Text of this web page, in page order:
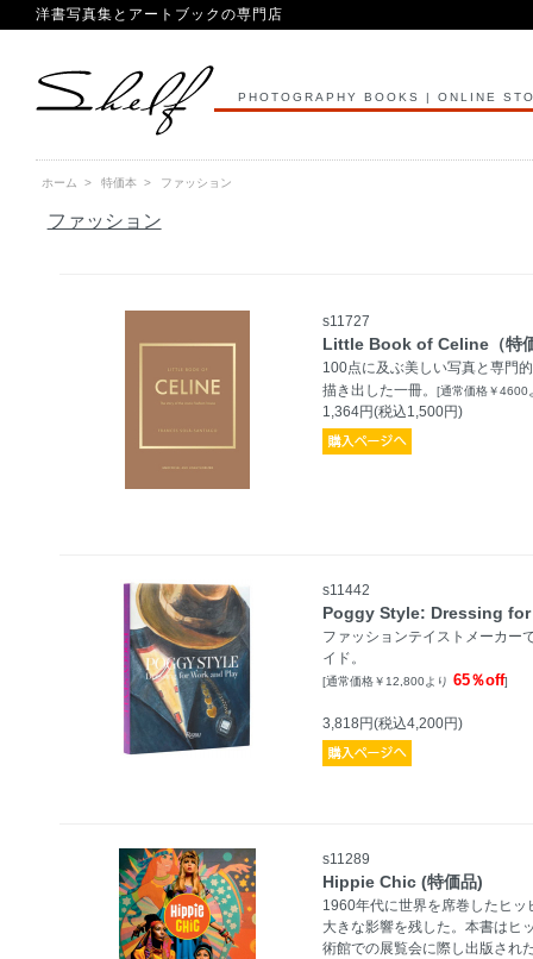
洋書写真集とアートブックの専門店
PHOTOGRAPHY BOOKS | ONLINE
ホーム > 特価本 > ファッション
ファッション
s11727
Little Book of Celine（特
100点に及ぶ美しい写真と専門
描き出した一冊。[通常価格￥4600
1,364円(税込1,500円)
s11442
Poggy Style: Dressing for
ファッションテイストメーカー
イド。
[通常価格￥12,800より 65％off]
3,818円(税込4,200円)
s11289
Hippie Chic (特価品)
1960年代に世界を席巻したヒ
大きな影響を残した。本書はヒ
術館での展覧会に際し出版され